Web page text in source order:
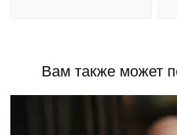
Вам также может